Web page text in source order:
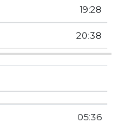
19:28
20:38
05:36